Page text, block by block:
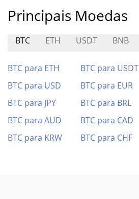
Principais Moedas
BTC ETH USDT BNB
BTC para ETH BTC para USDT
BTC para USD
BTC para EUR
BTC para JPY
BTC para BRL
BTC para AUD
BTC para CAD
BTC para KRW
BTC para CHF